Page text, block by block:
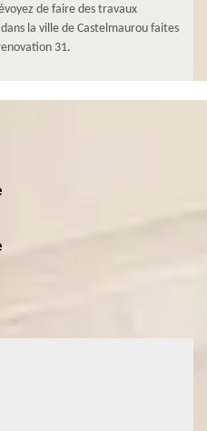
de faire des travaux
la ville de Castelmaurou faites
31.